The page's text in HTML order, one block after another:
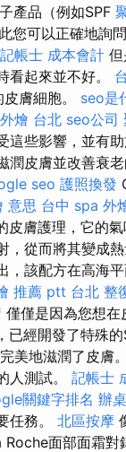
產品（例如SPF
您可以正確地詢
記帳士 成本會計
看起來並不好。
膚細胞。 seo是
外燴 台北 seo公司
些影響，並有
潤皮膚並改善衰
seo 護照換發
意思 台中 spa 外
皮膚護理，它的
，從而將其變成
該配方在高海
推薦 ptt 台北 整
僅僅是因為您想在
已經開發了特殊
美地滋潤了皮膚。
人測試。 記帳士
關鍵字排名 辦
任務。 北區按摩
面部面霜